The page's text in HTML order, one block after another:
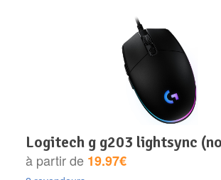
logitech g g203 lightsync
à partir de 19.97€